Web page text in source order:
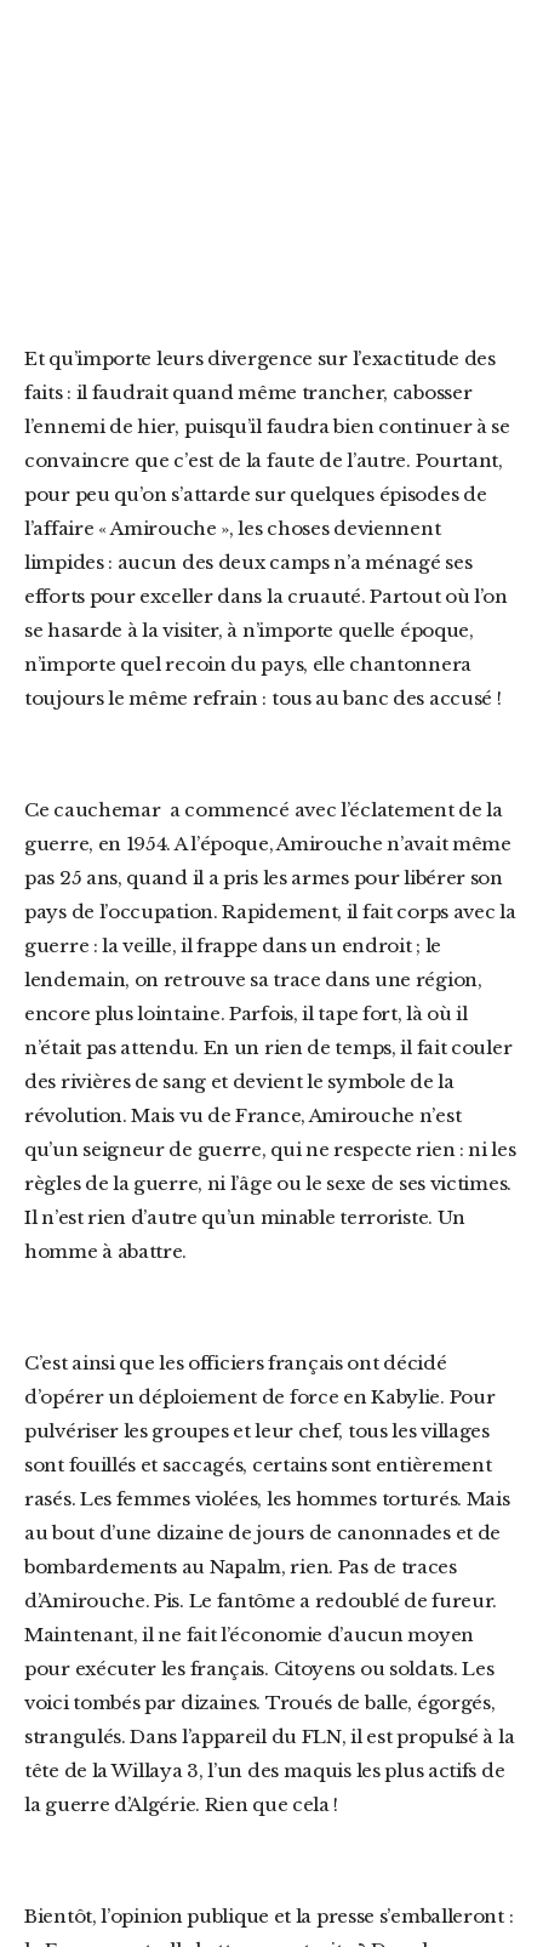
Et qu’importe leurs divergence sur l’exactitude des
faits : il faudrait quand même trancher, cabosser
l’ennemi de hier, puisqu’il faudra bien continuer à se
convaincre que c’est de la faute de l’autre. Pourtant,
pour peu qu’on s’attarde sur quelques épisodes de
l’affaire « Amirouche », les choses deviennent
limpides : aucun des deux camps n’a ménagé ses
efforts pour exceller dans la cruauté. Partout où l’on
se hasarde à la visiter, à n’importe quelle époque,
n’importe quel recoin du pays, elle chantonnera
toujours le même refrain : tous au banc des accusé !
Ce cauchemar a commencé avec l’éclatement de la
guerre, en 1954. A l’époque, Amirouche n’avait même
pas 25 ans, quand il a pris les armes pour libérer son
pays de l’occupation. Rapidement, il fait corps avec la
guerre : la veille, il frappe dans un endroit ; le
lendemain, on retrouve sa trace dans une région,
encore plus lointaine. Parfois, il tape fort, là où il
n’était pas attendu. En un rien de temps, il fait couler
des rivières de sang et devient le symbole de la
révolution. Mais vu de France, Amirouche n’est
qu’un seigneur de guerre, qui ne respecte rien : ni les
règles de la guerre, ni l’âge ou le sexe de ses victimes.
Il n’est rien d’autre qu’un minable terroriste. Un
homme à abattre.
C’est ainsi que les officiers français ont décidé
d’opérer un déploiement de force en Kabylie. Pour
pulvériser les groupes et leur chef, tous les villages
sont fouillés et saccagés, certains sont entièrement
rasés. Les femmes violées, les hommes torturés. Mais
au bout d’une dizaine de jours de canonnades et de
bombardements au Napalm, rien. Pas de traces
d’Amirouche. Pis. Le fantôme a redoublé de fureur.
Maintenant, il ne fait l’économie d’aucun moyen
pour exécuter les français. Citoyens ou soldats. Les
voici tombés par dizaines. Troués de balle, égorgés,
strangulés. Dans l’appareil du FLN, il est propulsé à la
tête de la Willaya 3, l’un des maquis les plus actifs de
la guerre d’Algérie. Rien que cela !
Bientôt, l’opinion publique et la presse s’emballeront :